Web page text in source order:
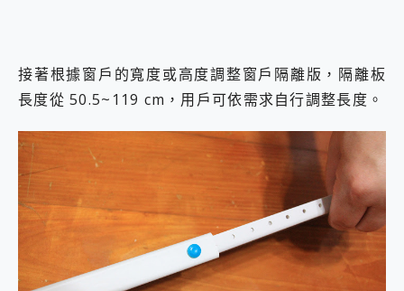
接著根據窗戶的寬度或高度調整窗戶隔離版，隔離板
長度從 50.5~119 cm，用戶可依需求自行調整長度。